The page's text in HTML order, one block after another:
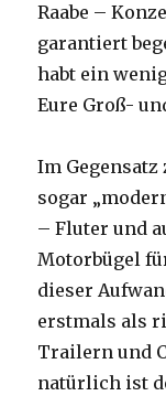
Raabe –
garantiert
habt ein
Eure Groß-
Im
sogar
– Fluter und
Motorbügel
dieser
erstmals als
Trailern und
natürlich ist